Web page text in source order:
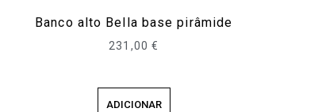
Banco alto Bella base pirâmide
231,00 €
ADICIONAR